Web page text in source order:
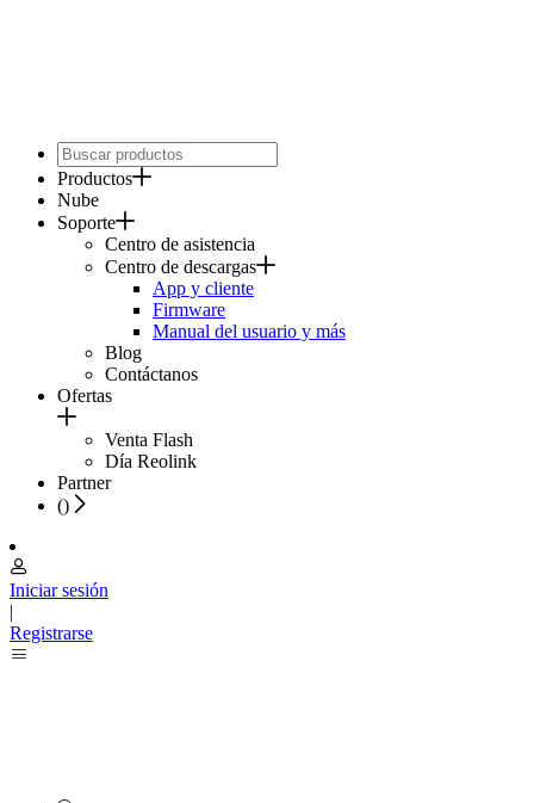
Productos
Nube
Soporte
Centro de asistencia
Centro de descargas
App y cliente
Firmware
Manual del usuario y más
Blog
Contáctanos
Ofertas
Venta Flash
Día Reolink
Partner
()
Iniciar sesión
|
Registrarse